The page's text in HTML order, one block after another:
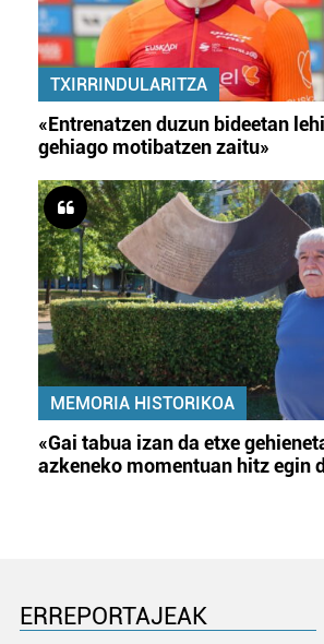
TXIRRINDULARITZA
«Entrenatzen duzun bideetan
gehiago motibatzen zaitu»
MEMORIA HISTORIKOA
«Gai tabua izan da etxe
azkeneko momentuan hitz egin
ERREPORTAJEAK